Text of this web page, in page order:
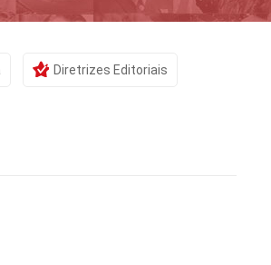
Diretrizes Editoriais